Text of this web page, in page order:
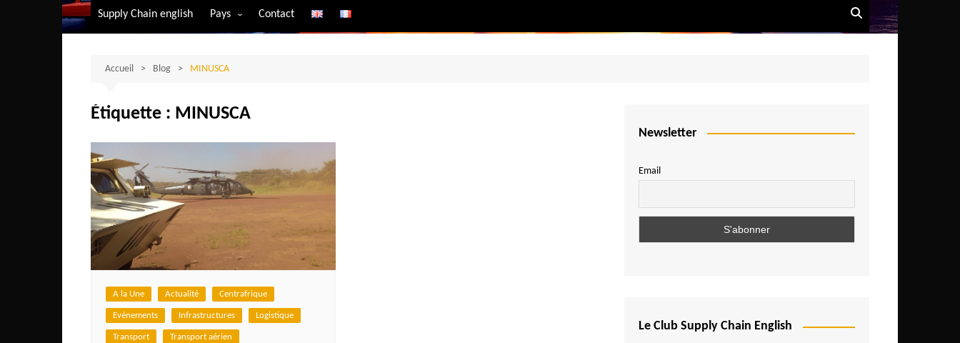
Transport ferroviaire
Supply Chain english Pays
Algérie
Bénin
Burkina-Faso
Bostwana
Centrafrique
Comores
Côte d’Ivoire
Djibouti
Egypte
Contact
Accueil Blog MINUSCA
Étiquette : MINUSCA
A la Une Actualité Centrafrique
Evénements Infrastructures Logistique
Transport Transport aérien
Newsletter
Email
Le Club Supply Chain English